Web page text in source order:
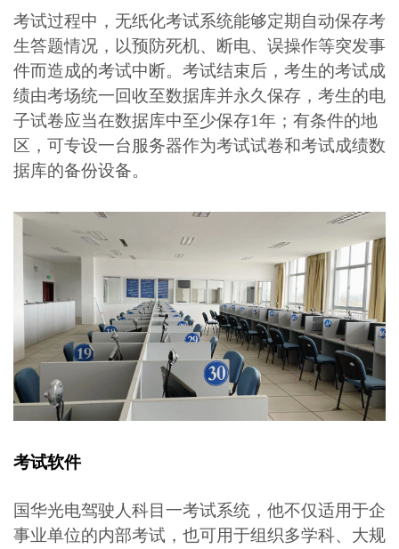
考试过程中，无纸化考试系统能够定期自动保存考
生答题情况，以预防死机、断电、误操作等突发事
件而造成的考试中断。考试结束后，考生的考试成
绩由考场统一回收至数据库并永久保存，考生的电
子试卷应当在数据库中至少保存1年；有条件的地
区，可专设一台服务器作为考试试卷和考试成绩数
据库的备份设备。
考试软件
国华光电驾驶人科目一考试系统，他不仅适用于企
事业单位的内部考试，也可用于组织多学科、大规